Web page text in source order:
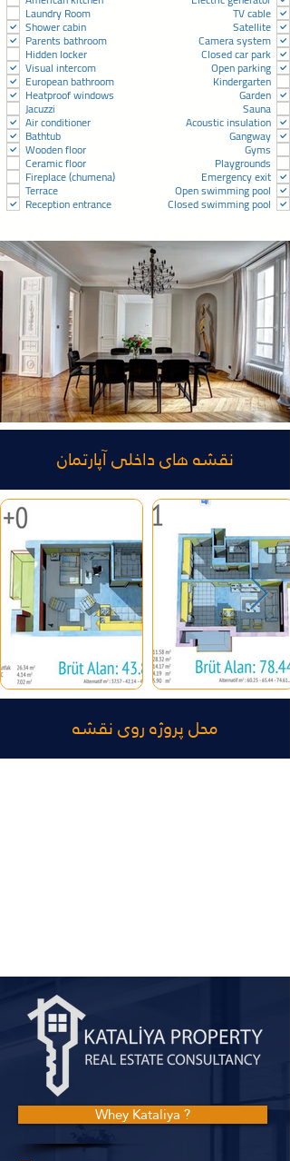
Laundry Room
Shower cabin
Parents bathroom
Hidden locker
Visual intercom
European bathroom
Heatproof windows
Jacuzzi
Air conditioner
Bathtub
Wooden floor
Ceramic floor
Fireplace (chumena)
Terrace
Reception entrance
TV cable
Satellite
Camera system
Closed car park
Open parking
Kindergarten
Garden
Sauna
Acoustic insulation
Gangway
Gyms
Playgrounds
Emergency exit
Open swimming pool
Closed swimming pool
نقشه های داخلی آپارتمان
محل پروژه روی نقشه
Whey Kataliya ?